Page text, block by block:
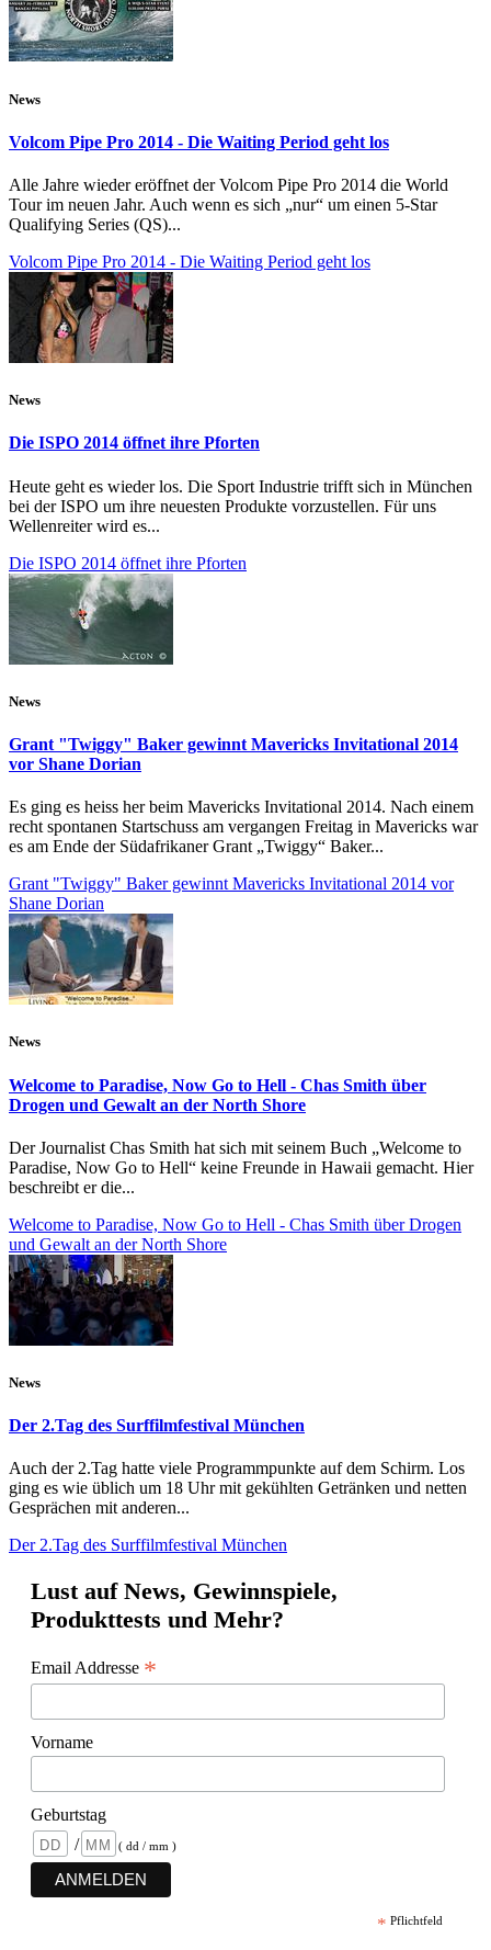
News
Volcom Pipe Pro 2014 - Die Waiting Period geht los
Alle Jahre wieder eröffnet der Volcom Pipe Pro 2014 die World
Tour im neuen Jahr. Auch wenn es sich „nur“ um einen 5-Star
Qualifying Series (QS)...
Volcom Pipe Pro 2014 - Die Waiting Period geht los
News
Die ISPO 2014 öffnet ihre Pforten
Heute geht es wieder los. Die Sport Industrie trifft sich in München
bei der ISPO um ihre neuesten Produkte vorzustellen. Für uns
Wellenreiter wird es...
Die ISPO 2014 öffnet ihre Pforten
News
Grant "Twiggy" Baker gewinnt Mavericks Invitational 2014
vor Shane Dorian
Es ging es heiss her beim Mavericks Invitational 2014. Nach einem
recht spontanen Startschuss am vergangen Freitag in Mavericks war
es am Ende der Südafrikaner Grant „Twiggy“ Baker...
Grant "Twiggy" Baker gewinnt Mavericks Invitational 2014 vor
Shane Dorian
News
Welcome to Paradise, Now Go to Hell - Chas Smith über
Drogen und Gewalt an der North Shore
Der Journalist Chas Smith hat sich mit seinem Buch „Welcome to
Paradise, Now Go to Hell“ keine Freunde in Hawaii gemacht. Hier
beschreibt er die...
Welcome to Paradise, Now Go to Hell - Chas Smith über Drogen
und Gewalt an der North Shore
News
Der 2.Tag des Surffilmfestival München
Auch der 2.Tag hatte viele Programmpunkte auf dem Schirm. Los
ging es wie üblich um 18 Uhr mit gekühlten Getränken und netten
Gesprächen mit anderen...
Der 2.Tag des Surffilmfestival München
Lust auf News, Gewinnspiele,
Produkttests und Mehr?
Email Addresse *
Vorname
Geburtstag
/
( dd / mm )
* Pflichtfeld